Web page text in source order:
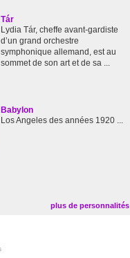
Tár
Lydia Tár, cheffe avant-gardiste
d’un grand orchestre
symphonique allemand, est au
sommet de son art et de sa ...
Babylon
Los Angeles des années 1920 ...
plus de personnalités